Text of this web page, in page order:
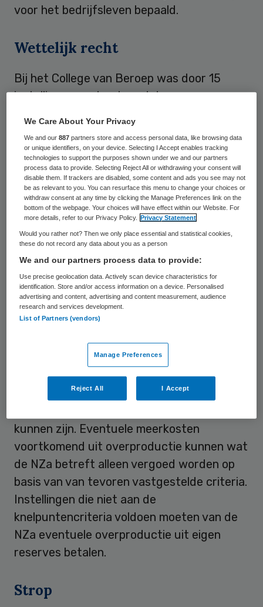
voor het bedrijfsleven bepaald.
Wettelijk recht
Bij het College van Beroep was door 15
instellingen, ondersteund door
productie over het jaar 2006. Om aan de
grote vraag naar AWBZ-zorg te kunnen
voldoen, hebben de betreffende instellingen
in 2006 meer zorg geleverd dan met het
zorgkantoor overeengekomen was.
Aangezien de aanspraken van verzekerden
op de AWBZ een wettelijk verankerd recht
zijn, vinden de instellingen dat de geleverde
zorg automatisch vergoed zou moet
worden.
Eigen reserves
Als bewaker van het macrobudget vindt de
Nederlandse Zorgautoriteit (NZa) dat de
kunnen zijn. Eventuele meerkosten
voortkomend uit overproductie kunnen wat
de NZa betreft alleen vergoed worden op
basis van van tevoren vastgestelde criteria.
Instellingen die niet aan de
knelpuntencriteria voldoen moeten van de
NZa eventuele overproductie uit eigen
reserves betalen.
Strop
We Care About Your Privacy
We and our887 partners store and access personal data, like browsing data
or unique identifiers, on your device. Selecting I Accept enables tracking
technologies to support the purposes shown under we and our partners
process data to provide. Selecting Reject All or withdrawing your consent will
disable them. If trackers are disabled, some content and ads you see may not
be as relevant to you. You can resurface this menu to change your choices or
withdraw consent at any time by clicking the Manage Preferences link on the
bottom of the webpage. Your choices will have effect within our Website. For
more details, refer to our Privacy Policy.
Privacy Statement
Would you rather not? Then we only place essential and statistical cookies,
these do not record any data about you as a person
We and our partners process data to provide:
Use precise geolocation data. Actively scan device characteristics for
identification. Store and/or access information on a device. Personalised
advertising and content, advertising and content measurement, audience
research and services development.
List of Partners (vendors)
Manage Preferences
Reject All I Accept